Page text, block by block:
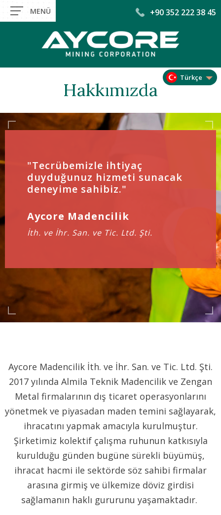
Türkçe
+90 352 222 38 45
Hakkımızda
"Tecrübemizle ihtiyaç
duyduğunuz hizmeti sunacak
deneyime sahibiz."
Aycore Madencilik
İth. ve İhr. San. ve Tic. Ltd. Şti.
Aycore Madencilik İth. ve İhr. San. ve Tic. Ltd. Şti.
2017 yılında Almila Teknik Madencilik ve Zengan
Metal firmalarının dış ticaret operasyonlarını
yönetmek ve piyasadan maden temini sağlayarak,
ihracatını yapmak amacıyla kurulmuştur.
Şirketimiz kolektif çalışma ruhunun katkısıyla
kurulduğu günden bugüne sürekli büyümüş,
ihracat hacmi ile sektörde söz sahibi firmalar
arasına girmiş ve ülkemize döviz girdisi
sağlamanın haklı gururunu yaşamaktadır.